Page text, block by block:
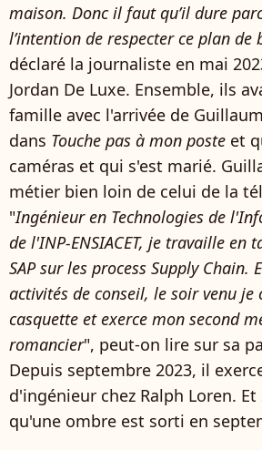
maison. Donc il faut qu’il dure
l’intention de respecter ce plan de
déclaré la journaliste en mai
Jordan De Luxe. Ensemble, ils
famille avec l'arrivée de
dans Touche pas à mon poste et
caméras et qui s'est marié.
métier bien loin de celui de la
"Ingénieur en Technologies de
de l'INP-ENSIACET, je travaille en
SAP sur les process Supply Chain.
activités de conseil, le soir venu je
casquette et exerce mon second
romancier", peut-on lire sur sa
Depuis septembre 2023, il
d'ingénieur chez Ralph Loren.
qu'une ombre est sorti en